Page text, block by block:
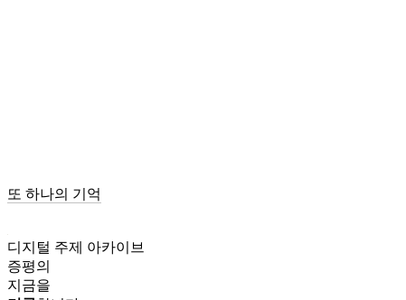
또 하나의 기억
디지털 주제 아카이브
증평의
지금을